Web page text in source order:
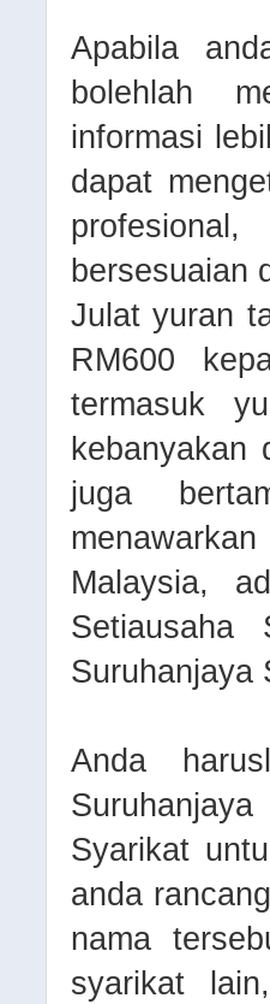
Apabila
bolehlah
informasi
dapat
bersesuaian
Julat yuran
RM600
termasuk
kebanyakan
juga
Malaysia,
Setiausaha
Suruhanjaya
Anda
Syarikat
anda
nama
syarikat